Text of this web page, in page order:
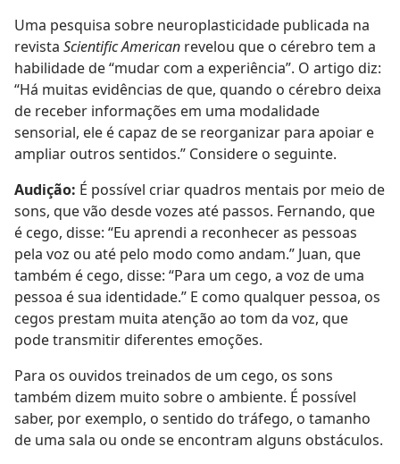
Uma pesquisa sobre neuroplasticidade publicada na
revista Scientific American revelou que o cérebro tem a
habilidade de “mudar com a experiência”. O artigo diz:
“Há muitas evidências de que, quando o cérebro deixa
de receber informações em uma modalidade
sensorial, ele é capaz de se reorganizar para apoiar e
ampliar outros sentidos.” Considere o seguinte.
Audição: É possível criar quadros mentais por meio de
sons, que vão desde vozes até passos. Fernando, que
é cego, disse: “Eu aprendi a reconhecer as pessoas
pela voz ou até pelo modo como andam.” Juan, que
também é cego, disse: “Para um cego, a voz de uma
pessoa é sua identidade.” E como qualquer pessoa, os
cegos prestam muita atenção ao tom da voz, que
pode transmitir diferentes emoções.
Para os ouvidos treinados de um cego, os sons
também dizem muito sobre o ambiente. É possível
saber, por exemplo, o sentido do tráfego, o tamanho
de uma sala ou onde se encontram alguns obstáculos.